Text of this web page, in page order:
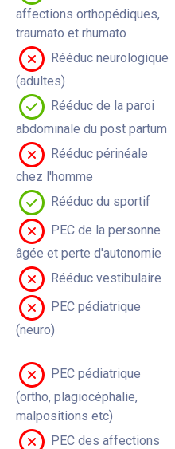
affections orthopédiques,
traumato et rhumato
Rééduc neurologique
(adultes)
Rééduc de la paroi
abdominale du post partum
Rééduc périnéale
chez l'homme
Rééduc du sportif
PEC de la personne
âgée et perte d'autonomie
Rééduc vestibulaire
PEC pédiatrique
(neuro)
PEC pédiatrique
(ortho, plagiocéphalie,
malpositions etc)
PEC des affections